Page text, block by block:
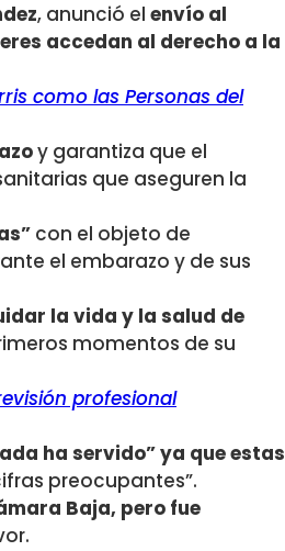
, anunció el envío al
accedan al derecho a la
como las Personas del
y garantiza que el
que aseguren la
con el objeto de
el embarazo y de sus
la vida y la salud de
momentos de su
profesional
ha servido” ya que estas
preocupantes”.
Baja, pero fue